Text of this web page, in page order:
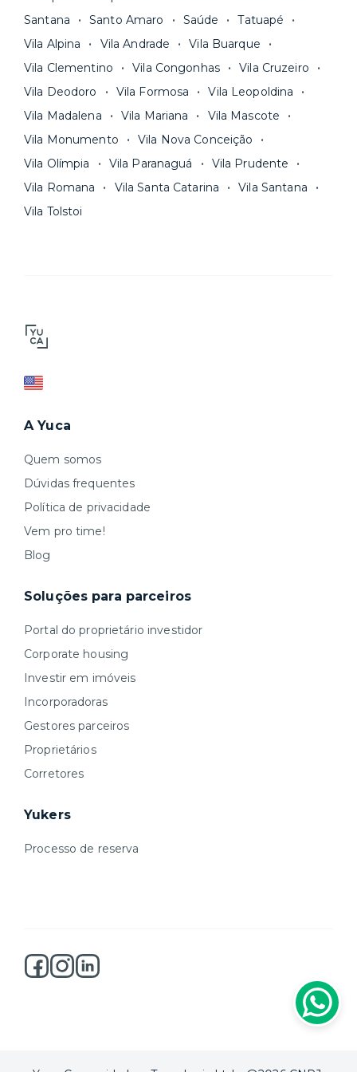
Santana
Santo Amaro Saúde
Tatuapé
Vila Alpina
Vila Andrade
Vila Buarque
Vila Clementino
Vila Congonhas
Vila Cruzeiro
Vila Deodoro
Vila Formosa
Vila Leopoldina
Vila Madalena
Vila Mariana
Vila Mascote
Vila Monumento
Vila Nova Conceição
Vila Olímpia
Vila Paranaguá
Vila Prudente
Vila Romana
Vila Santa Catarina
Vila Santana
Vila Tolstoi
A Yuca
Quem somos
Dúvidas frequentes
Política de privacidade
Vem pro time!
Blog
Soluções para parceiros
Portal do proprietário investidor
Corporate housing
Investir em imóveis
Incorporadoras
Gestores parceiros
Proprietários
Corretores
Yukers
Processo de reserva